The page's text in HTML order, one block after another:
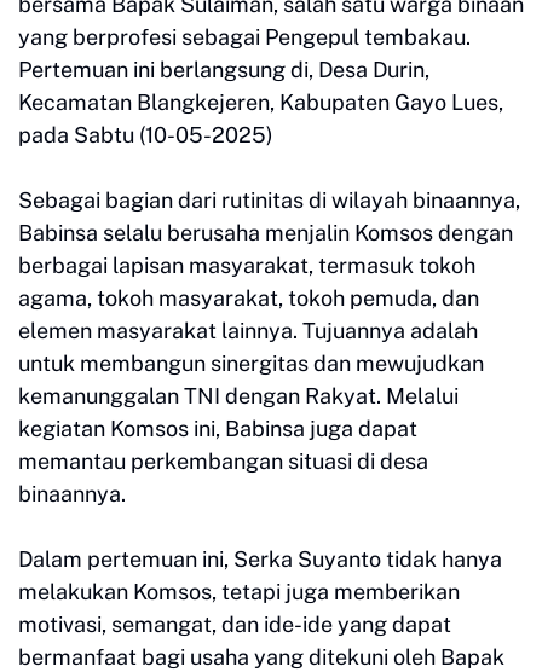
yang berprofesi sebagai Pengepul tembakau.
Pertemuan ini berlangsung di, Desa Durin,
Kecamatan Blangkejeren, Kabupaten Gayo Lues,
pada Sabtu (10-05-2025)
Sebagai bagian dari rutinitas di wilayah binaannya,
Babinsa selalu berusaha menjalin Komsos dengan
berbagai lapisan masyarakat, termasuk tokoh
agama, tokoh masyarakat, tokoh pemuda, dan
elemen masyarakat lainnya. Tujuannya adalah
untuk membangun sinergitas dan mewujudkan
kemanunggalan TNI dengan Rakyat. Melalui
kegiatan Komsos ini, Babinsa juga dapat
memantau perkembangan situasi di desa
binaannya.
Dalam pertemuan ini, Serka Suyanto tidak hanya
melakukan Komsos, tetapi juga memberikan
motivasi, semangat, dan ide-ide yang dapat
bermanfaat bagi usaha yang ditekuni oleh Bapak